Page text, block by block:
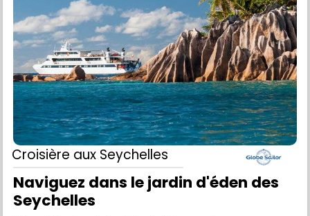
Croisière aux Seychelles
Naviguez dans le jardin d'éden des
Seychelles